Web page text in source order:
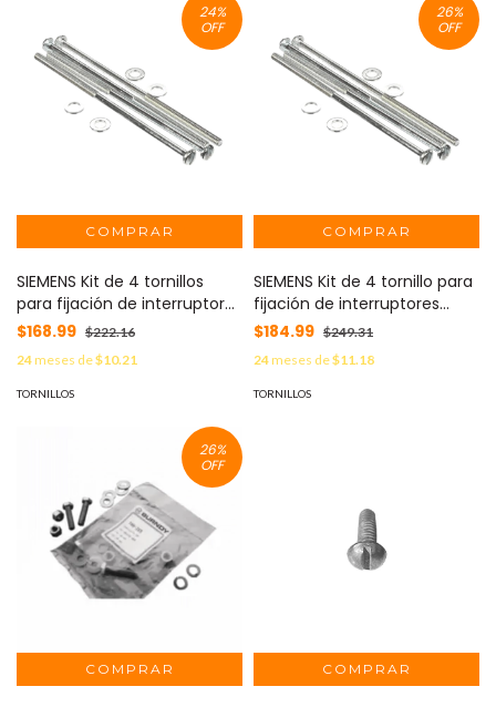
24%
OFF
SIEMENS Kit de 4 tornillos
para fijación de interruptores
termomagnéticos ED MOD:
$168.99 $222.16
24meses de$10.21
TORNILLOS
26%
OFF
SIEMENS Kit de 4 tornillo para
fijación de interruptores
termomagnéticos FXD MOD:
$184.99 $249.31
24meses de$11.18
TORNILLOS
26%
OFF